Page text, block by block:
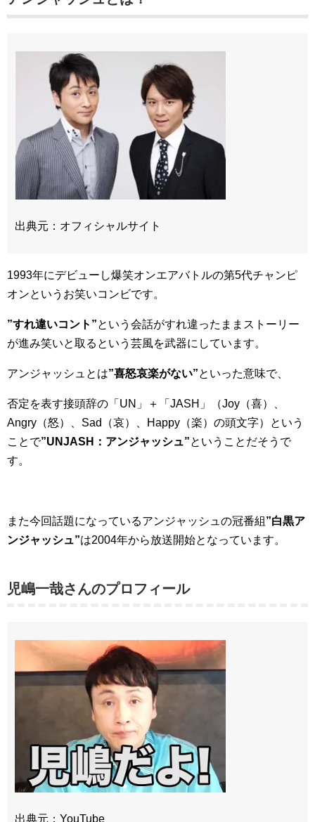
出典元：オフィシャルサイト
1993年にデビューし爆笑オンエアバトルの第5代チャンピ
オンというお笑いコンビです。
”すれ違いコント”という会話がすれ違ったままストーリー
が進み笑いと取るという芸風を武器にしています。
アンジャッシュとは”喜怒哀楽がない”といった意味で、
否定を表す接頭辞の「UN」＋「JASH」（Joy（喜）、
Angry（怒）、Sad（哀）、Happy（楽）の頭文字）という
ことで”UNJASH：アンジャッシュ”ということだそうで
す。
また今回話題になっているアンジャッシュの冠番組”白黒ア
ンジャッシュ”は2004年から放送開始となっています。
児嶋一哉さんのプロフィール
出典元：YouTube